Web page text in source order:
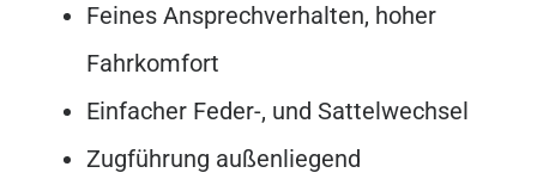
Feines Ansprechverhalten, hoher
Fahrkomfort
Einfacher Feder-, und Sattelwechsel
Zugführung außenliegend